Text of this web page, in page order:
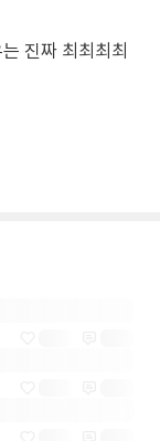
진짜 최최최최